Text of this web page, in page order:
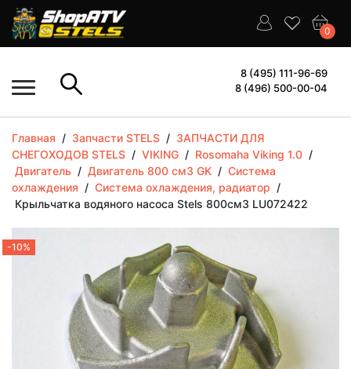
0
8 (495) 111-96-69
8 (496) 500-00-04
Главная / Запчасти STELS / ЗАПЧАСТИ ДЛЯ
СНЕГОХОДОВ STELS / VIKING / Rosomaha Viking 1.0 /
Двигатель / Двигатель 800 см3 GK / Система
охлаждения / Система охлаждения, радиатор /
Крыльчатка водяного насоса Stels 800см3 LU072422
-10%